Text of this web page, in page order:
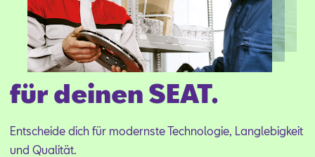
für deinen SEAT.
Ent­schei­de dich für mo­derns­te Tech­no­lo­gie, Lang­le­big­keit
und Qua­li­tät.